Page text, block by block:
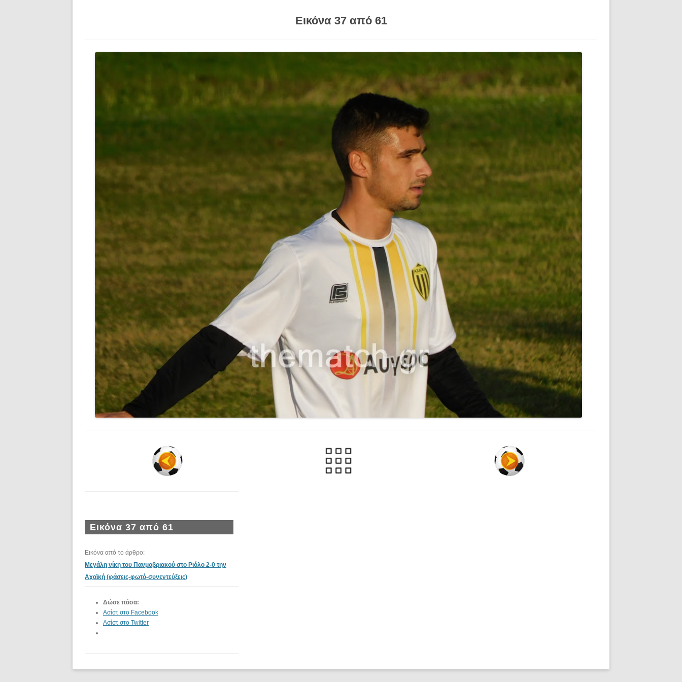
Εικόνα 37 από 61
Εικόνα 37 από 61
Εικόνα από το άρθρο:
Μεγάλη νίκη του Πανμοβριακού στο Ριόλο 2-0 την
Αχαϊκή (φάσεις-φωτό-συνεντεύξεις)
Δώσε πάσα:
Ασίστ στο Facebook
Ασίστ στο Twitter